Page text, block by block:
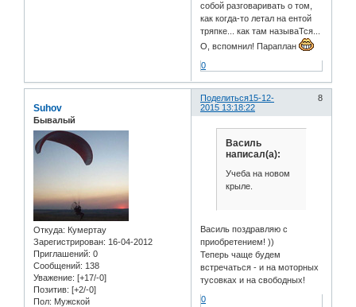
собой разговаривать о том,
как когда-то летал на ентой
тряпке... как там называТся...
О, вспомнил! Параплан
0
Поделиться 8
15-12-
2015 13:18:22
Suhov
Бывалый
Откуда: Кумертау
Зарегистрирован: 16-04-2012
Приглашений: 0
Сообщений: 138
Уважение: [+17/-0]
Позитив: [+2/-0]
Пол: Мужской
Василь
написал(а):
Учеба на новом
крыле.
Василь поздравляю с
приобретением! ))
Теперь чаще будем
встречаться - и на моторных
тусовках и на свободных!
0